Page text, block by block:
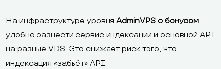
На инфраструктуре уровня AdminVPS с бонусом
удобно разнести сервис индексации и основной API
на разные VDS. Это снижает риск того, что
индексация «забьёт» API.